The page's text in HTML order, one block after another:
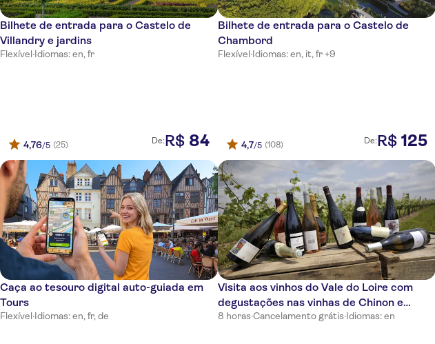
Bilhete de entrada para o Castelo de
Villandry e jardins
Flexível·Idiomas: en, fr
4,76/5 (25) De:R$ 84
Bilhete de entrada para o Castelo de
Chambord
Flexível·Idiomas: en, it, fr +9
4,7/5 (108) De:R$ 125
Caça ao tesouro digital auto-guiada em
Tours
Flexível·Idiomas: en, fr, de
Visita aos vinhos do Vale do Loire com
degustações nas vinhas de Chinon e
Bourgueil
8 horas·Cancelamento grátis·Idiomas: en